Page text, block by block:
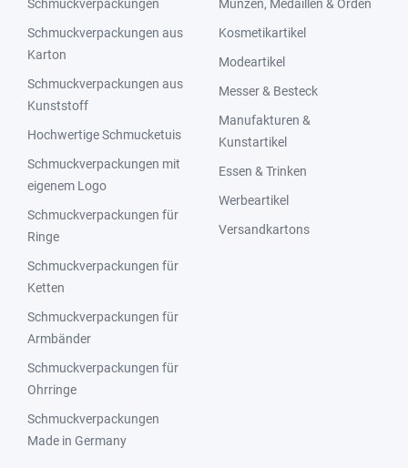
Schmuckverpackungen
Schmuckverpackungen aus
Karton
Schmuckverpackungen aus
Kunststoff
Hochwertige Schmucketuis
Schmuckverpackungen mit
eigenem Logo
Schmuckverpackungen für
Ringe
Schmuckverpackungen für
Ketten
Schmuckverpackungen für
Armbänder
Schmuckverpackungen für
Ohrringe
Schmuckverpackungen
Made in Germany
Münzen, Medaillen & Orden
Kosmetikartikel
Modeartikel
Messer & Besteck
Manufakturen &
Kunstartikel
Essen & Trinken
Werbeartikel
Versandkartons